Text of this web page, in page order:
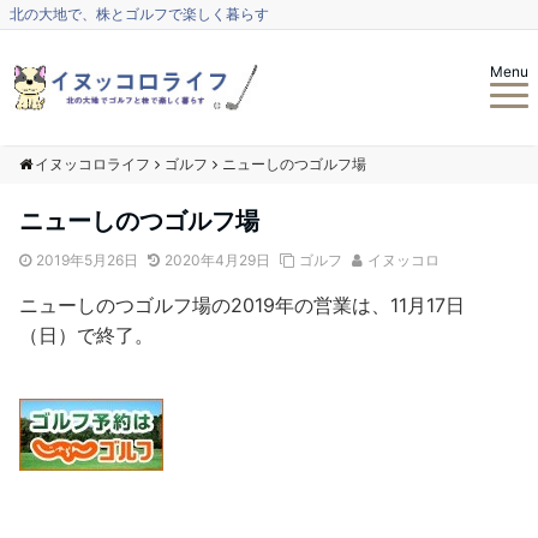
北の大地で、株とゴルフで楽しく暮らす
Menu
イヌッコロライフ ゴルフ ニューしのつゴルフ場
ニューしのつゴルフ場
2019年5月26日 2020年4月29日 ゴルフ イヌッコロ
ニューしのつゴルフ場の2019年の営業は、11月17日
（日）で終了。